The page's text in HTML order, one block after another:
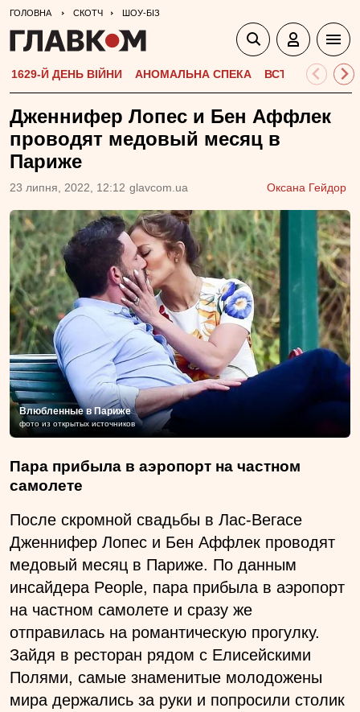
ГОЛОВНА СКОТЧ ШОУ-БІЗ
1629-Й ДЕНЬ ВІЙНИ АНОМАЛЬНА СПЕКА ВСТУПНА
Дженнифер Лопес и Бен Аффлек
проводят медовый месяц в
Париже
23 липня, 2022, 12:12 glavcom.ua Оксана Гейдор
Влюбленные в Париже
фото из открытых источников
Пара прибыла в аэропорт на частном
самолете
После скромной свадьбы в Лас-Вегасе
Дженнифер Лопес и Бен Аффлек проводят
медовый месяц в Париже. По данным
инсайдера People, пара прибыла в аэропорт
на частном самолете и сразу же
отправилась на романтическую прогулку.
Зайдя в ресторан рядом с Елисейскими
Полями, самые знаменитые молодожены
мира держались за руки и попросили столик